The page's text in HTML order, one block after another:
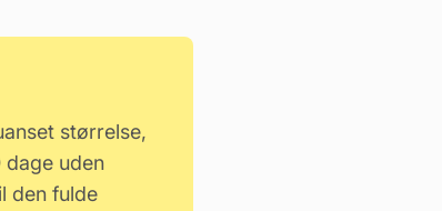
størrelse,
uden
den fulde